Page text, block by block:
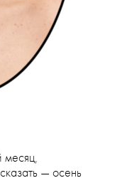
— осень